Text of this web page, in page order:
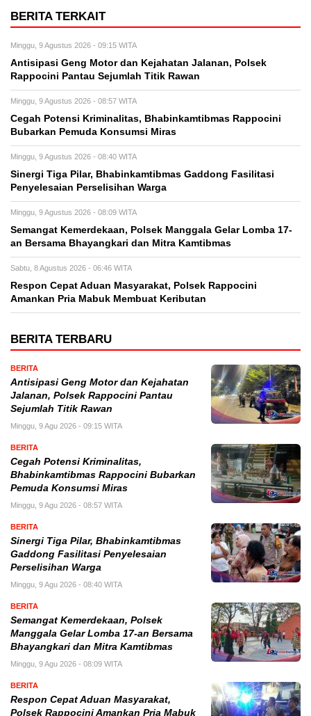
BERITA TERKAIT
Minggu, 9 Agustus 2026 - 09:15 WITA
Antisipasi Geng Motor dan Kejahatan Jalanan, Polsek
Rappocini Pantau Sejumlah Titik Rawan
Minggu, 9 Agustus 2026 - 08:57 WITA
Cegah Potensi Kriminalitas, Bhabinkamtibmas Rappocini
Bubarkan Pemuda Konsumsi Miras
Minggu, 9 Agustus 2026 - 08:40 WITA
Sinergi Tiga Pilar, Bhabinkamtibmas Gaddong Fasilitasi
Penyelesaian Perselisihan Warga
Minggu, 9 Agustus 2026 - 08:09 WITA
Semangat Kemerdekaan, Polsek Manggala Gelar Lomba 17-
an Bersama Bhayangkari dan Mitra Kamtibmas
Sabtu, 8 Agustus 2026 - 06:46 WITA
Respon Cepat Aduan Masyarakat, Polsek Rappocini
Amankan Pria Mabuk Membuat Keributan
BERITA TERBARU
BERITA
Antisipasi Geng Motor dan Kejahatan
Jalanan, Polsek Rappocini Pantau
Sejumlah Titik Rawan
Minggu, 9 Agu 2026 - 09:15 WITA
BERITA
Cegah Potensi Kriminalitas,
Bhabinkamtibmas Rappocini Bubarkan
Pemuda Konsumsi Miras
Minggu, 9 Agu 2026 - 08:57 WITA
BERITA
Sinergi Tiga Pilar, Bhabinkamtibmas
Gaddong Fasilitasi Penyelesaian
Perselisihan Warga
Minggu, 9 Agu 2026 - 08:40 WITA
BERITA
Semangat Kemerdekaan, Polsek
Manggala Gelar Lomba 17-an Bersama
Bhayangkari dan Mitra Kamtibmas
Minggu, 9 Agu 2026 - 08:09 WITA
BERITA
Respon Cepat Aduan Masyarakat,
Polsek Rappocini Amankan Pria Mabuk